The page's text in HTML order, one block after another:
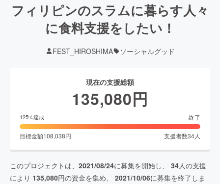
フィリピンのスラムに暮らす人々
に食料支援をしたい！
FEST_HIROSHIMA ソーシャルグッド
現在の支援総額
135,080円
125%達成 終了
目標金額108,038円 支援者数34人
このプロジェクトは、 2021/08/24に募集を開始し、 34人の支援
により 135,080円の資金を集め、 2021/10/06に募集を終了しま